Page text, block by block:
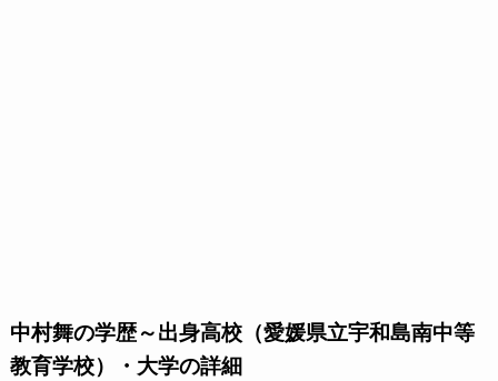
中村舞の学歴～出身高校（愛媛県立宇和島南中等
教育学校）・大学の詳細